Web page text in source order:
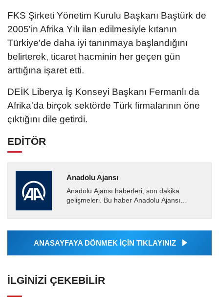
FKS Şirketi Yönetim Kurulu Başkanı Baştürk de
2005'in Afrika Yılı ilan edilmesiyle kıtanın
Türkiye'de daha iyi tanınmaya başlandığını
belirterek, ticaret hacminin her geçen gün
arttığına işaret etti.
DEİK Liberya İş Konseyi Başkanı Fermanlı da
Afrika'da birçok sektörde Türk firmalarının öne
çıktığını dile getirdi.
EDİTÖR
Anadolu Ajansı
Anadolu Ajansı haberleri, son dakika
gelişmeleri. Bu haber Anadolu Ajansı
tarafından geçilen tüm...
ANASAYFAYA DÖNMEK İÇİN TIKLAYINIZ
İLGINIZI ÇEKEBILIR